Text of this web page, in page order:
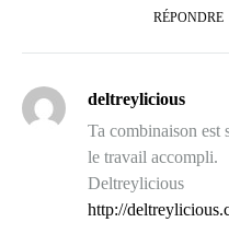
RÉPONDRE
deltreylicious
Ta combinaison est
le travail accompli.
Deltreylicious
http://